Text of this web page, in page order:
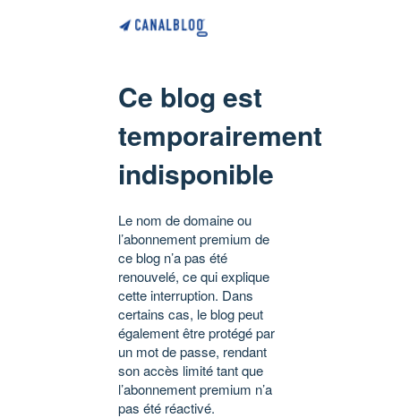
Ce blog est
temporairement
indisponible
Le nom de domaine ou
l’abonnement premium de
ce blog n’a pas été
renouvelé, ce qui explique
cette interruption. Dans
certains cas, le blog peut
également être protégé par
un mot de passe, rendant
son accès limité tant que
l’abonnement premium n’a
pas été réactivé.